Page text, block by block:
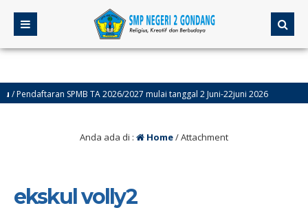
SPMB TA 2026/2027 mulai tanggal 2 Juni-22juni 2026
Anda ada di : Home/ Attachment
ekskul volly2